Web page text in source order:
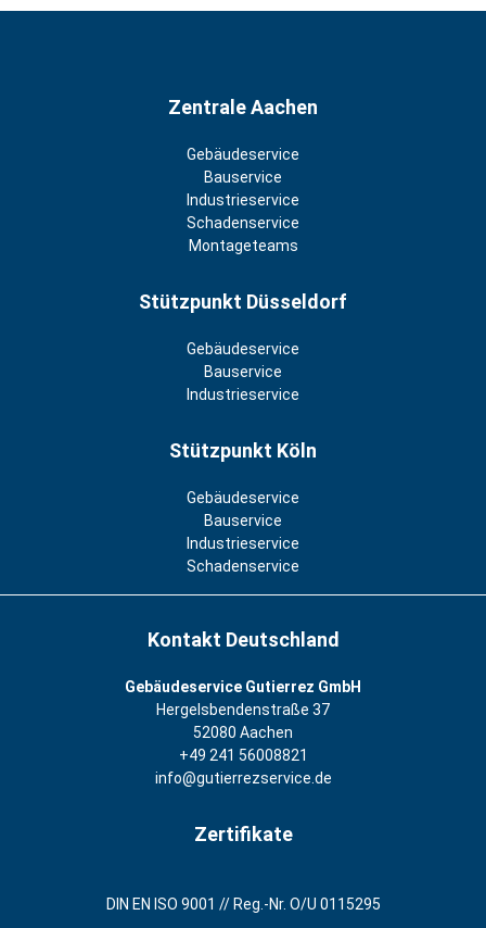
Zentrale Aachen
Gebäudeservice
Bauservice
Industrieservice
Schadenservice
Montageteams
Stützpunkt Düsseldorf
Gebäudeservice
Bauservice
Industrieservice
Stützpunkt Köln
Gebäudeservice
Bauservice
Industrieservice
Schadenservice
Kontakt Deutschland
Gebäudeservice Gutierrez GmbH
Hergelsbendenstraße 37
52080 Aachen
+49 241 56008821
info@gutierrezservice.de
Zertifikate
DIN EN ISO 9001 // Reg.-Nr. O/U 0115295